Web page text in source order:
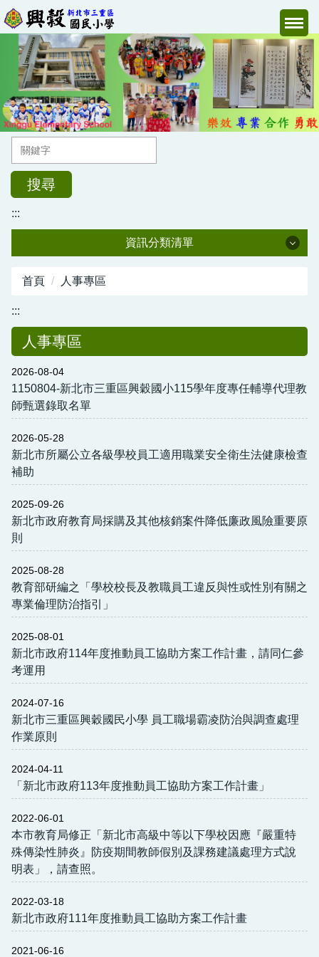
跳
到
容
區
搜尋
:::
資訊分類清單
校長室
總務處
輔導室
幼兒園
人事室
會計室
行事曆
分機表
午餐專區
教科書版本
社團、課後班報名
首頁 人事專區
:::
人事專區
2026-08-04
1150804-新北市三重區興穀國小115學年度專任輔導代理教
師甄選錄取名單
2026-05-28
新北市所屬公立各級學校員工適用職業安全衛生法健康檢查
補助
2025-09-26
新北市政府教育局採購及其他核銷案件降低廉政風險重要原
則
2025-08-28
教育部研編之「學校校長及教職員工違反與性或性別有關之
專業倫理防治指引」
2025-08-01
新北市政府114年度推動員工協助方案工作計畫，請同仁參
考運用
2024-07-16
新北市三重區興穀國民小學 員工職場霸凌防治與調查處理
作業原則
2024-04-11
「新北市政府113年度推動員工協助方案工作計畫」
2022-06-01
本市教育局修正「新北市高級中等以下學校因應『嚴重特
殊傳染性肺炎』防疫期間教師假別及課務建議處理方式說
明表」，請查照。
2022-03-18
新北市政府111年度推動員工協助方案工作計畫
2021-06-16